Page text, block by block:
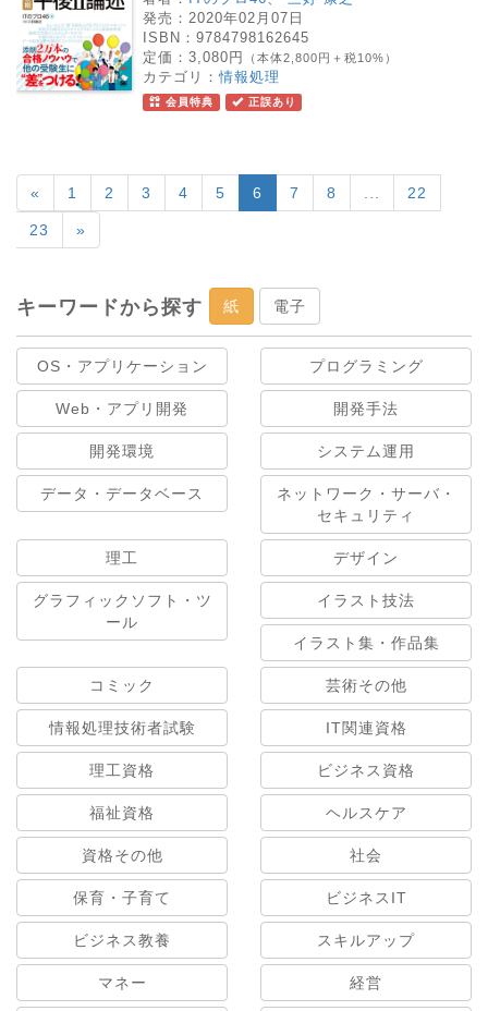
発売： 2020年02月07日
ISBN： 9784798162645
定価： 3,080円 （本体2,800円＋税10%）
カテゴリ：情報処理
会員特典 正誤あり
« 1 2 3 4 5 6 7 8 22
23 »
キーワードから探す 紙 電子
OS・アプリケーション プログラミング
Web・アプリ開発 開発手法
開発環境 システム運用
データ・データベース
ネットワーク・サーバ・
セキュリティ
理工 デザイン
グラフィックソフト・ツ
ール
イラスト技法
イラスト集・作品集
コミック 芸術その他
情報処理技術者試験 IT関連資格
理工資格 ビジネス資格
福祉資格 ヘルスケア
資格その他 社会
保育・子育て ビジネスIT
ビジネス教養 スキルアップ
マネー 経営